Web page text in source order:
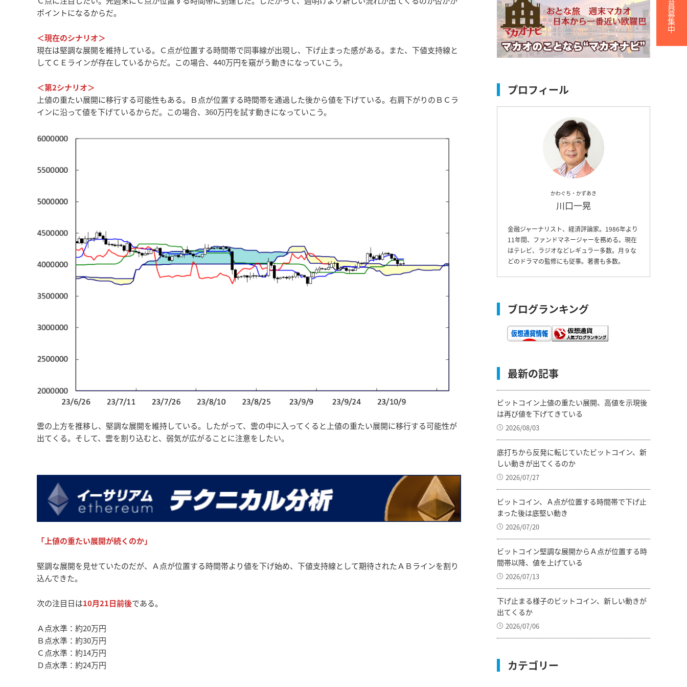
ポイントになるからだ。
＜現在のシナリオ＞
現在は堅調な展開を維持している。Ｃ点が位置する時間帯で同事線が出現し、下げ止まった感がある。また、下値支持線と
してＣＥラインが存在しているからだ。この場合、440万円を窺がう動きになっていこう。
＜第2シナリオ＞
上値の重たい展開に移行する可能性もある。Ｂ点が位置する時間帯を通過した後から値を下げている。右肩下がりのＢＣラ
インに沿って値を下げているからだ。この場合、360万円を試す動きになっていこう。
雲の上方を推移し、堅調な展開を維持している。したがって、雲の中に入ってくると上値の重たい展開に移行する可能性が
出てくる。そして、雲を割り込むと、弱気が広がることに注意をしたい。
「上値の重たい展開が続くのか」
堅調な展開を見せていたのだが、Ａ点が位置する時間帯より値を下げ始め、下値支持線として期待されたＡＢラインを割り
込んできた。
次の注目日は10月21日前後である。
Ａ点水準：約20万円
Ｂ点水準：約30万円
Ｃ点水準：約14万円
Ｄ点水準：約24万円
プロフィール
かわぐち・かずあき
川口一晃
金融ジャーナリスト、経済評論家。1986年より
11年間、ファンドマネージャーを務める。現在
はテレビ、ラジオなどレギュラー多数。月９な
どのドラマの監修にも従事。著書も多数。
ブログランキング
最新の記事
ビットコイン上値の重たい展開、高値を示現後
は再び値を下げてきている
2026/08/03
底打ちから反発に転じていたビットコイン、新
しい動きが出てくるのか
2026/07/27
ビットコイン、Ａ点が位置する時間帯で下げ止
まった後は底堅い動き
2026/07/20
ビットコイン堅調な展開からＡ点が位置する時
間帯以降、値を上げている
2026/07/13
下げ止まる様子のビットコイン、新しい動きが
出てくるか
2026/07/06
カテゴリー